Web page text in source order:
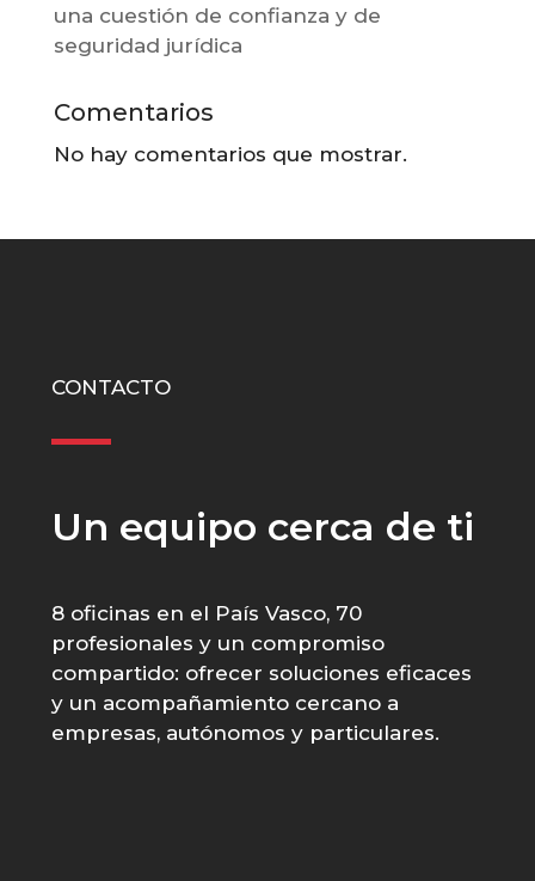
una cuestión de confianza y de
seguridad jurídica
Comentarios
No hay comentarios que mostrar.
CONTACTO
Un equipo cerca de ti
8 oficinas en el País Vasco, 70
profesionales y un compromiso
compartido: ofrecer soluciones eficaces
y un acompañamiento cercano a
empresas, autónomos y particulares.